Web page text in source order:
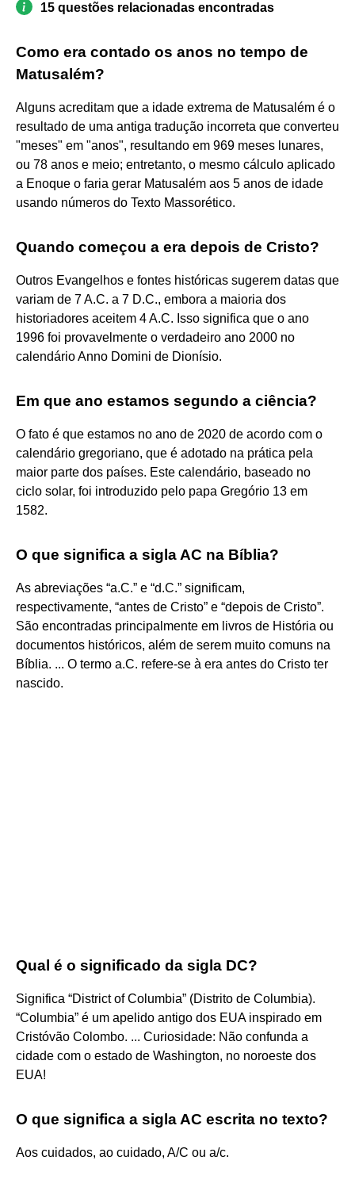
15 questões relacionadas encontradas
Como era contado os anos no tempo de
Matusalém?
Alguns acreditam que a idade extrema de Matusalém é o
resultado de uma antiga tradução incorreta que converteu
"meses" em "anos", resultando em 969 meses lunares,
ou 78 anos e meio; entretanto, o mesmo cálculo aplicado
a Enoque o faria gerar Matusalém aos 5 anos de idade
usando números do Texto Massorético.
Quando começou a era depois de Cristo?
Outros Evangelhos e fontes históricas sugerem datas que
variam de 7 A.C. a 7 D.C., embora a maioria dos
historiadores aceitem 4 A.C. Isso significa que o ano
1996 foi provavelmente o verdadeiro ano 2000 no
calendário Anno Domini de Dionísio.
Em que ano estamos segundo a ciência?
O fato é que estamos no ano de 2020 de acordo com o
calendário gregoriano, que é adotado na prática pela
maior parte dos países. Este calendário, baseado no
ciclo solar, foi introduzido pelo papa Gregório 13 em
1582.
O que significa a sigla AC na Bíblia?
As abreviações “a.C.” e “d.C.” significam,
respectivamente, “antes de Cristo” e “depois de Cristo”.
São encontradas principalmente em livros de História ou
documentos históricos, além de serem muito comuns na
Bíblia. ... O termo a.C. refere-se à era antes do Cristo ter
nascido.
Qual é o significado da sigla DC?
Significa “District of Columbia” (Distrito de Columbia).
“Columbia” é um apelido antigo dos EUA inspirado em
Cristóvão Colombo. ... Curiosidade: Não confunda a
cidade com o estado de Washington, no noroeste dos
EUA!
O que significa a sigla AC escrita no texto?
Aos cuidados, ao cuidado, A/C ou a/c.